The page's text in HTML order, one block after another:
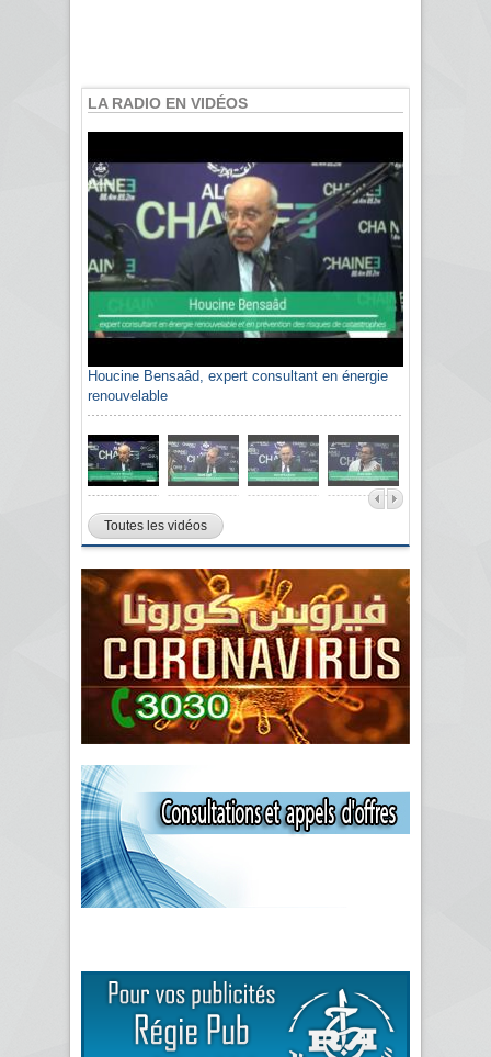
LA RADIO EN VIDÉOS
Houcine Bensaâd, expert consultant en énergie
renouvelable
Toutes les vidéos